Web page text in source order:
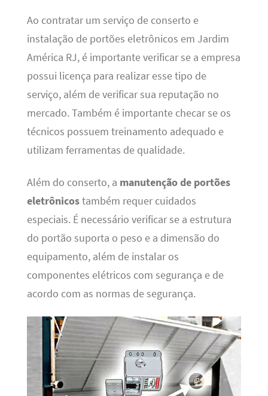
Ao contratar um serviço de conserto e
instalação de portões eletrônicos em Jardim
América RJ, é importante verificar se a empresa
possui licença para realizar esse tipo de
serviço, além de verificar sua reputação no
mercado. Também é importante checar se os
técnicos possuem treinamento adequado e
utilizam ferramentas de qualidade.
Além do conserto, a manutenção de portões
eletrônicostambém requer cuidados
especiais. É necessário verificar se a estrutura
do portão suporta o peso e a dimensão do
equipamento, além de instalar os
componentes elétricos com segurança e de
acordo com as normas de segurança.